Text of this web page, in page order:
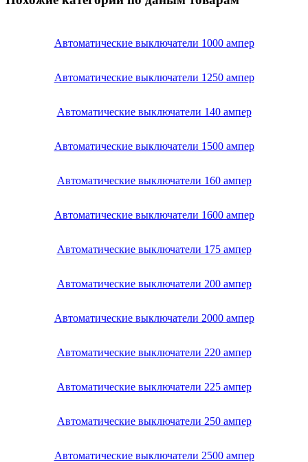
Автоматические выключатели 1000 ампер
Автоматические выключатели 1250 ампер
Автоматические выключатели 140 ампер
Автоматические выключатели 1500 ампер
Автоматические выключатели 160 ампер
Автоматические выключатели 1600 ампер
Автоматические выключатели 175 ампер
Автоматические выключатели 200 ампер
Автоматические выключатели 2000 ампер
Автоматические выключатели 220 ампер
Автоматические выключатели 225 ампер
Автоматические выключатели 250 ампер
Автоматические выключатели 2500 ампер